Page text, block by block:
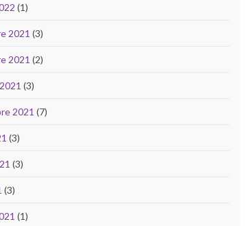
(1)
2021 (3)
2021 (2)
(3)
2021 (7)
(3)
(3)
(3)
(1)